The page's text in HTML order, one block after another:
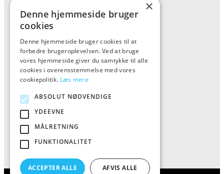
Forside
Vis alle produkter
Kontakt
Oversigt artikler
ALFA
Tlf: 7876 8672
Mail:info@al-fa.dk
×
Denne hjemmeside bruger
cookies
Denne hjemmeside bruger cookies til at
forbedre brugeroplevelsen. Ved at bruge
vores hjemmeside giver du samtykke til alle
cookies i overensstemmelse med vores
cookiepolitik. Læs mere
ABSOLUT NØDVENDIGE
YDEEVNE
MÅLRETNING
FUNKTIONALITET
ACCEPTER ALLE AFVIS ALLE